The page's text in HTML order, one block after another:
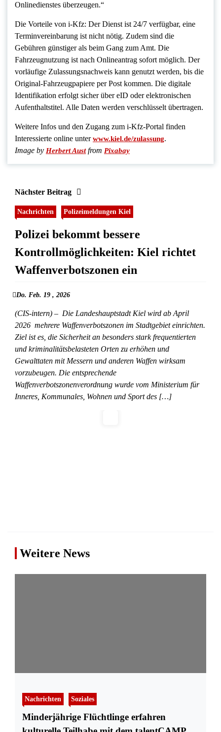
Onlinedienstes überzeugen.“
Die Vorteile von i-Kfz: Der Dienst ist 24/7 verfügbar, eine
Terminvereinbarung ist nicht nötig. Zudem sind die
Gebühren günstiger als beim Gang zum Amt. Die
Fahrzeugnutzung ist nach Onlineantrag sofort möglich. Der
vorläufige Zulassungsnachweis kann genutzt werden, bis die
Original-Fahrzeugpapiere per Post kommen. Die digitale
Identifikation erfolgt sicher über eID oder elektronischen
Aufenthaltstitel. Alle Daten werden verschlüsselt übertragen.
Weitere Infos und den Zugang zum i-Kfz-Portal finden
Interessierte online unterwww.kiel.de/zulassung.
Image by Herbert Austfrom Pixabay
Nächster Beitrag
Nachrichten Polizeimeldungen Kiel
Polizei bekommt bessere
Kontrollmöglichkeiten: Kiel richtet
Waffenverbotszonen ein
Do. Feb. 19 , 2026
(CIS-intern) – Die Landeshauptstadt Kiel wird ab April
2026 mehrere Waffenverbotszonen im Stadtgebiet einrichten.
Ziel ist es, die Sicherheit an besonders stark frequentierten
und kriminalitätsbelasteten Orten zu erhöhen und
Gewalttaten mit Messern und anderen Waffen wirksam
vorzubeugen. Die entsprechende
Waffenverbotszonenverordnung wurde vom Ministerium für
Inneres, Kommunales, Wohnen und Sport des […]
Weitere News
Nachrichten Soziales
Minderjährige Flüchtlinge erfahren